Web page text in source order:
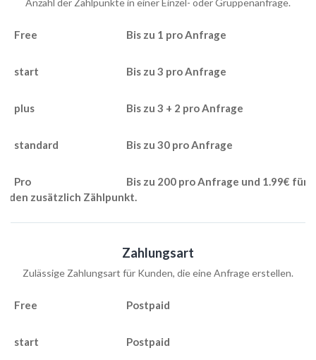
Anzahl der Zählpunkte in einer Einzel- oder Gruppenanfrage.
Bis zu 1 pro Anfrage
Bis zu 3 pro Anfrage
Bis zu 3 + 2 pro Anfrage
Bis zu 30 pro Anfrage
Bis zu 200 pro Anfrage und 1.99€ für
jeden zusätzlich Zählpunkt.
Zahlungsart
Zulässige Zahlungsart für Kunden, die eine Anfrage erstellen.
Postpaid
Postpaid